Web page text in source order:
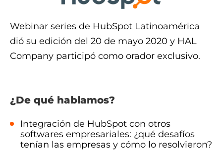
Webinar series de HubSpot Latinoamérica
dió su edición del 20 de mayo 2020 y HAL
Company participó como orador exclusivo.
¿De qué hablamos?
Integración de HubSpot con otros
softwares empresariales: ¿qué desafíos
tenían las empresas y cómo lo resolvieron?